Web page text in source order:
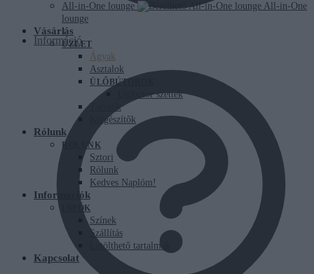
Információ
All-in-One lounge
All-in-One
lounge
Vásárlás
ÜZLET
Ágyak
Asztalok
ÜLŐBÚTOROK
Ülőbútor szettek
Tárolók
Kiegészítők
Rólunk
RÓLUNK
Sztori
Rólunk
Kedves Naplóm!
Információk
INFÓK
Színek
Szállítás
Letölthető tartalmak
Kapcsolat